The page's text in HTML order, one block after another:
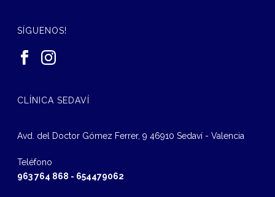
SÍGUENOS!
CLÍNICA SEDAVÍ
Avd. del Doctor Gómez Ferrer, 9 46910 Sedaví - Valencia
Teléfono
963 764 868 - 654479062